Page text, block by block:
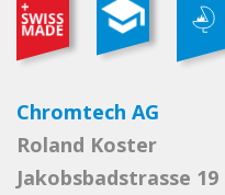
Chromtech AG
Roland Koster
Jakobsbadstrasse 19